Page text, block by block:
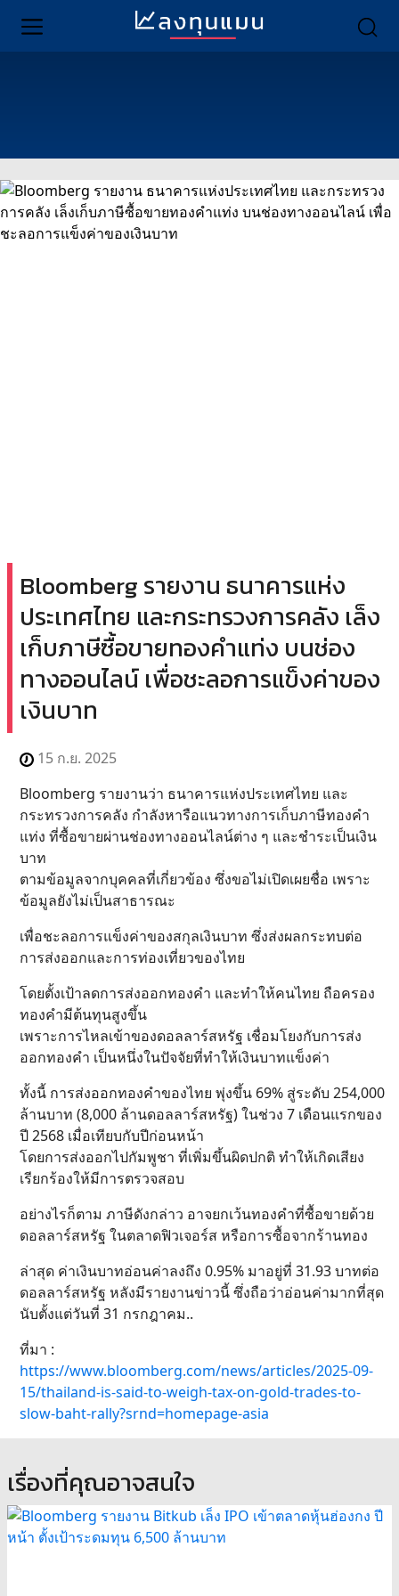
Bloomberg รายงาน ธนาคารแห่ง
ประเทศไทย และกระทรวงการคลัง เล็ง
เก็บภาษีซื้อขายทองคำแท่ง บนช่อง
ทางออนไลน์ เพื่อชะลอการแข็งค่าของ
เงินบาท
15 ก.ย. 2025
Bloomberg รายงานว่า ธนาคารแห่งประเทศไทย และ
กระทรวงการคลัง กำลังหารือแนวทางการเก็บภาษีทองคำ
แท่ง ที่ซื้อขายผ่านช่องทางออนไลน์ต่าง ๆ และชำระเป็นเงิน
บาท
ตามข้อมูลจากบุคคลที่เกี่ยวข้อง ซึ่งขอไม่เปิดเผยชื่อ เพราะ
ข้อมูลยังไม่เป็นสาธารณะ
เพื่อชะลอการแข็งค่าของสกุลเงินบาท ซึ่งส่งผลกระทบต่อ
การส่งออกและการท่องเที่ยวของไทย
โดยตั้งเป้าลดการส่งออกทองคำ และทำให้คนไทย ถือครอง
ทองคำมีต้นทุนสูงขึ้น
เพราะการไหลเข้าของดอลลาร์สหรัฐ เชื่อมโยงกับการส่ง
ออกทองคำ เป็นหนึ่งในปัจจัยที่ทำให้เงินบาทแข็งค่า
ทั้งนี้ การส่งออกทองคำของไทย พุ่งขึ้น 69% สู่ระดับ 254,000
ล้านบาท (8,000 ล้านดอลลาร์สหรัฐ) ในช่วง 7 เดือนแรกของ
ปี 2568 เมื่อเทียบกับปีก่อนหน้า
โดยการส่งออกไปกัมพูชา ที่เพิ่มขึ้นผิดปกติ ทำให้เกิดเสียง
เรียกร้องให้มีการตรวจสอบ
อย่างไรก็ตาม ภาษีดังกล่าว อาจยกเว้นทองคำที่ซื้อขายด้วย
ดอลลาร์สหรัฐ ในตลาดฟิวเจอร์ส หรือการซื้อจากร้านทอง
ล่าสุด ค่าเงินบาทอ่อนค่าลงถึง 0.95% มาอยู่ที่ 31.93 บาทต่อ
ดอลลาร์สหรัฐ หลังมีรายงานข่าวนี้ ซึ่งถือว่าอ่อนค่ามากที่สุด
นับตั้งแต่วันที่ 31 กรกฎาคม..
ที่มา :
https://www.bloomberg.com/news/articles/2025-09-
15/thailand-is-said-to-weigh-tax-on-gold-trades-to-
slow-baht-rally?srnd=homepage-asia
เรื่องที่คุณอาจสนใจ